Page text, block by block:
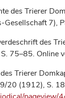
des Trierer
Gesellschaft 7),
des
75–85. Online
Trierer
20 (1912), S.